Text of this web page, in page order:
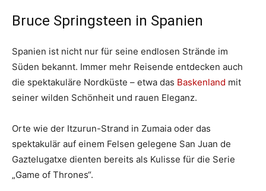
Bruce Springsteen in Spanien
Spanien ist nicht nur für seine endlosen Strände im
Süden bekannt. Immer mehr Reisende entdecken auch
die spektakuläre Nordküste – etwa das Baskenland mit
seiner wilden Schönheit und rauen Eleganz.
Orte wie der Itzurun-Strand in Zumaia oder das
spektakulär auf einem Felsen gelegene San Juan de
Gaztelugatxe dienten bereits als Kulisse für die Serie
„Game of Thrones“.